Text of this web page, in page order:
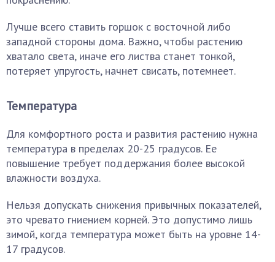
Лучше всего ставить горшок с восточной либо
западной стороны дома. Важно, чтобы растению
хватало света, иначе его листва станет тонкой,
потеряет упругость, начнет свисать, потемнеет.
Температура
Для комфортного роста и развития растению нужна
температура в пределах 20-25 градусов. Ее
повышение требует поддержания более высокой
влажности воздуха.
Нельзя допускать снижения привычных показателей,
это чревато гниением корней. Это допустимо лишь
зимой, когда температура может быть на уровне 14-
17 градусов.